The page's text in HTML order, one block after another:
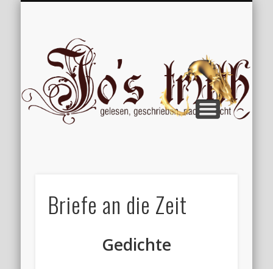
Briefe an die Zeit
Gedichte